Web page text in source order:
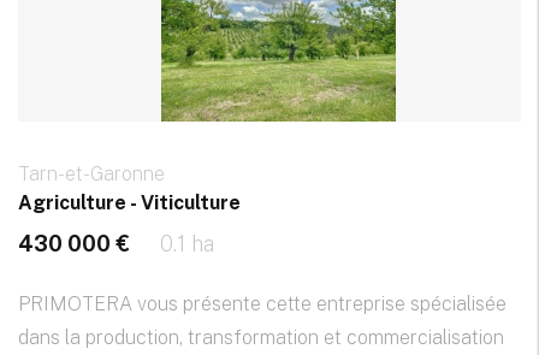
Tarn-et-Garonne
Agriculture - Viticulture
430 000 € 0.1 ha
PRIMOTERA vous présente cette entreprise spécialisée
dans la production, transformation et commercialisation